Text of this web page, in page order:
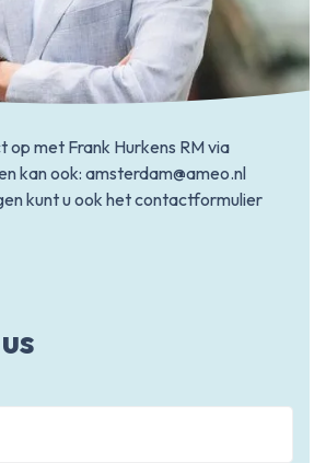
met Frank Hurkens RM via
kan ook: amsterdam@ameo.nl
kunt u ook het contactformulier